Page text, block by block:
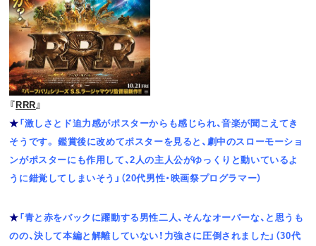
『RRR』
★「激しさとド迫力感がポスターからも感じられ、音楽が聞こえてき
そうです。 鑑賞後に改めてポスターを見ると、劇中のスローモーショ
ンがポスターにも作用して、2人の主人公がゆっくりと動いているよ
うに錯覚してしまいそう」（20代男性・映画祭プログラマー）
★「青と赤をバックに躍動する男性二人、そんなオーバーな、と思うも
のの、決して本編と解離していない！力強さに圧倒されました」（30代